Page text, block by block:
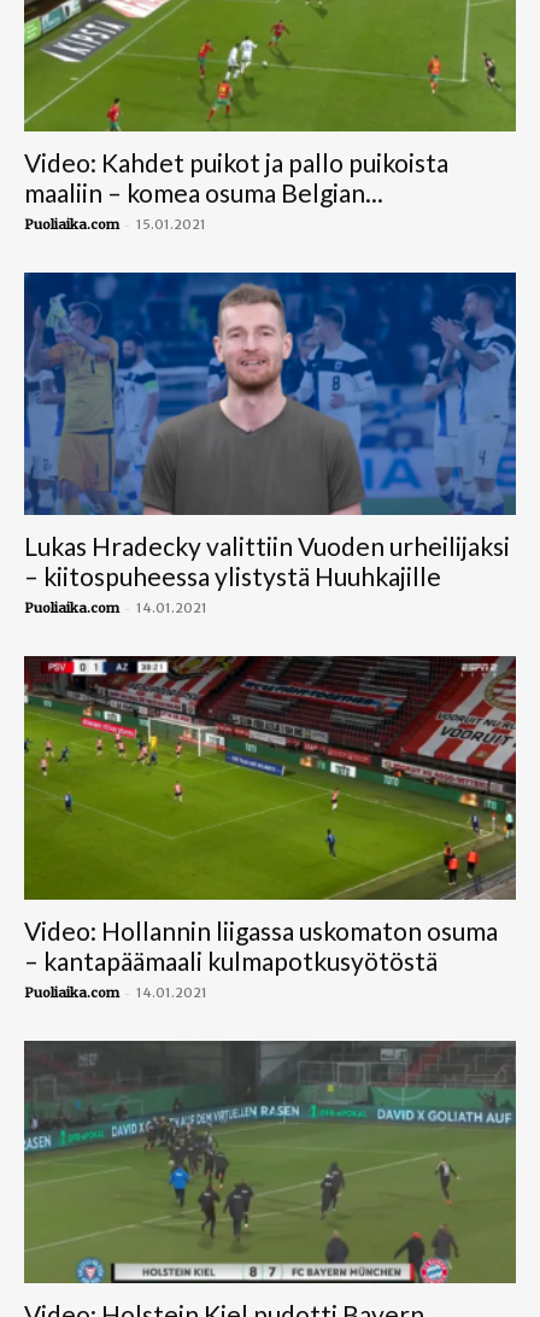
Video: Kahdet puikot ja pallo puikoista
maaliin – komea osuma Belgian...
Puoliaika.com - 15.01.2021
Lukas Hradecky valittiin Vuoden urheilijaksi
– kiitospuheessa ylistystä Huuhkajille
Puoliaika.com - 14.01.2021
Video: Hollannin liigassa uskomaton osuma
– kantapäämaali kulmapotkusyötöstä
Puoliaika.com - 14.01.2021